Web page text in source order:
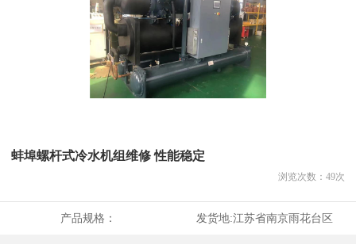
蚌埠螺杆式冷水机组维修 性能稳定
浏览次数： 49次
产品规格： 发货地:江苏省南京雨花台区